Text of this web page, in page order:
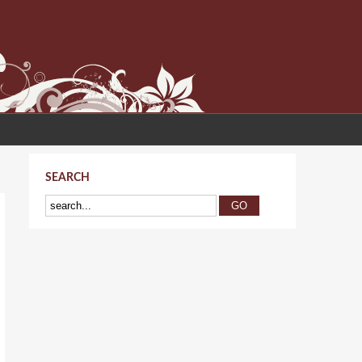
SEARCH